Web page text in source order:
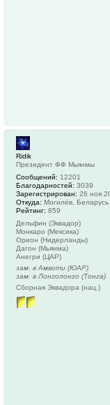
Ridik
Президент ФФ Мьянмы
Сообщений: 12201
Благодарностей: 3039
Зарегистрирован: 26 ноя
Откуда: Могилёв, Беларусь
Рейтинг: 859
Дельфин (Эквадор)
Монкаро (Мексика)
Орион (Нидерланды)
Дагон (Мьянма)
Анегри (ЦАР)
зам. в Амвоти (ЮАР)
зам. в Лонголонго (Тонга)
Сборная Эквадора (нац.)